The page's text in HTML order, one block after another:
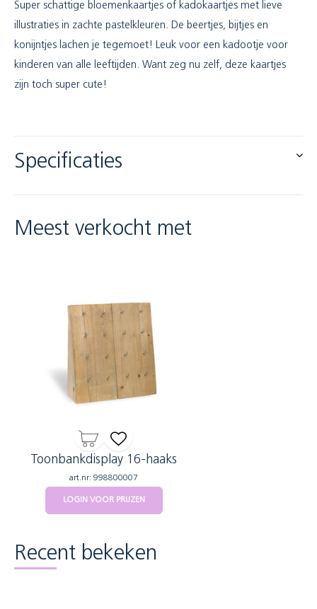
Super schattige bloemenkaartjes of kadokaartjes met lieve
illustraties in zachte pastelkleuren. De beertjes, bijtjes en
konijntjes lachen je tegemoet! Leuk voor een kadootje voor
kinderen van alle leeftijden. Want zeg nu zelf, deze kaartjes
zijn toch super cute!
Specificaties
Meest verkocht met
Toonbankdisplay 16-haaks
art.nr: 998800007
LOGIN VOOR PRIJZEN
Recent bekeken